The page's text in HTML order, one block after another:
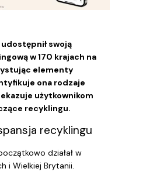
swoją
w 170 krajach na
elementy
ona rodzaje
użytkownikom
recyklingu.
recyklingu
działał w
i Wielkiej Brytanii.